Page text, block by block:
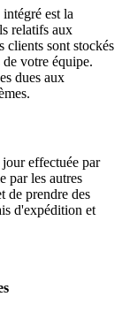
est la
relatifs aux
clients sont stockés
votre équipe.
dues aux
effectuée par
par les autres
de prendre des
d'expédition et